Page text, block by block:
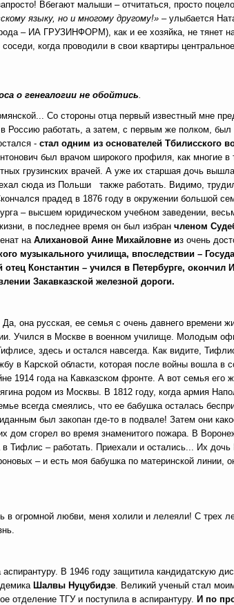
Вбегают малыши – отчитаться, просто
языку, но и многому другому!» – улыбается
– ИА ГРУЗИНФОРМ), как и ее хозяйка, не тянет
когда проводили в свои квартиры
о генеалогии не обойтись.
Со стороны отца первый известный мне
в Россию работать, а затем, с первым же полком, был
- стал одним из основателей Тбилисского
был врачом широкого профиля, как многие в
грузинских врачей. А уже их старшая дочь
сюда из Польши также работать. Видимо,
прадед в 1876 году в окружении большой
– высшем юридическом учебном заведении,
в последнее время он был избран членом
на Алихановой Анне Михайловне из очень
музыкального училища, впоследствии –
отец Константин – учился в Петербурге, окончил
Закавказской железной дороги.
она русская, ее семья с очень давнего времени
Учился в Москве в военном училище. Молодым
здесь и остался навсегда. Как видите,
в Карской области, которая после войны вошла в
1914 года на Кавказском фронте. А вот семья его
родом из Москвы. В 1812 году, когда армия
всегда смеялись, что ее бабушка осталась
был закопан где-то в подвале! Затем они
дом сгорел во время знаменитого пожара. В
– работать. Приехали и остались... Их дочь
– и есть моя бабушка по материнской линии,
в огромной любви, меня холили и лелеяли! С трех
В 1946 году защитила кандидатскую
Шалвы Нуцубидзе. Великий ученый стал
отделение ТГУ и поступила в аспирантуру. И по